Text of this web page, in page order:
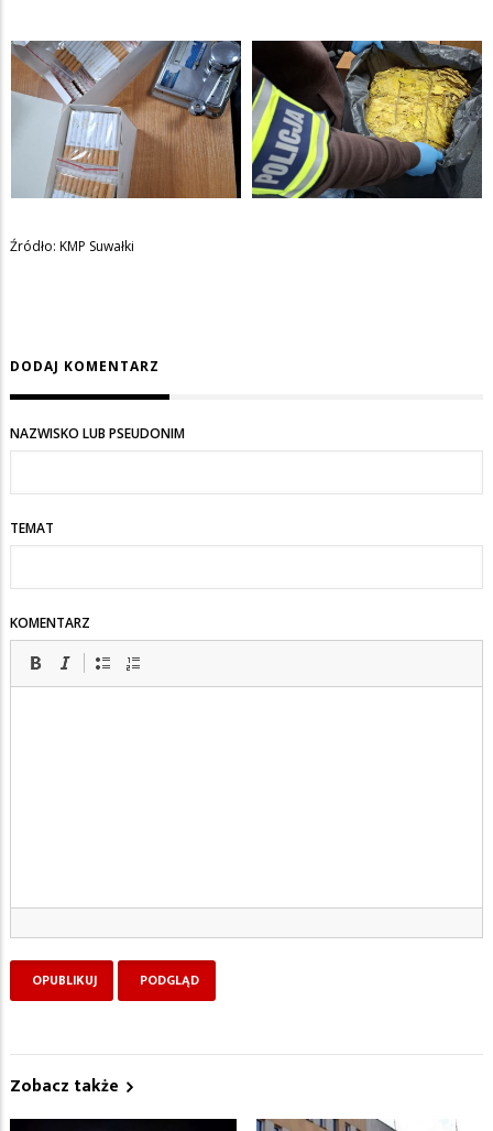
Źródło: KMP Suwałki
DODAJ KOMENTARZ
NAZWISKO LUB PSEUDONIM
TEMAT
KOMENTARZ
Zobacz także